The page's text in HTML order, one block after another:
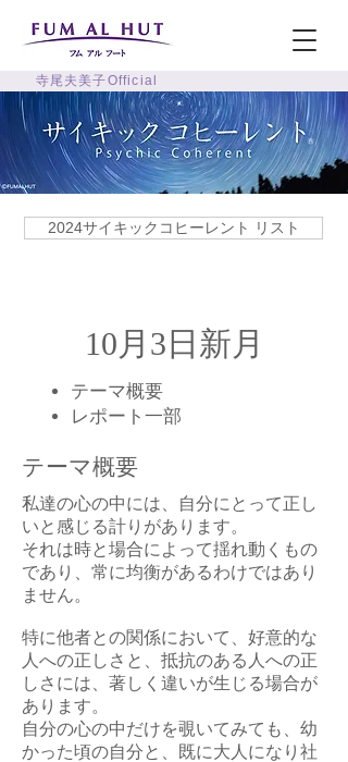
寺尾夫美子Official
2024サイキックコヒーレント リスト
10月3日新月
テーマ概要
​レポート一部
テーマ概要
私達の心の中には、自分にとって正し
いと感じる計りがあります。
それは時と場合によって揺れ動くもの
であり、常に均衡があるわけではあり
ません。
特に他者との関係において、好意的な
人への正しさと、抵抗のある人への正
しさには、著しく違いが生じる場合が
あります。
自分の心の中だけを覗いてみても、幼
かった頃の自分と、既に大人になり社